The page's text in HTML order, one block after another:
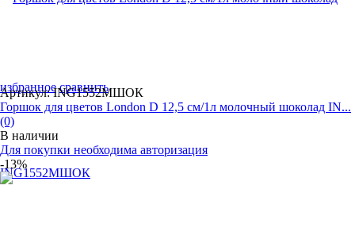
избранное сравнить
Артикул: ING1552МШОК
Горшок для цветов London D 12,5 см/1л молочный шоколад IN...
(0)
В наличии
Для покупки необходима авторизация
-13%